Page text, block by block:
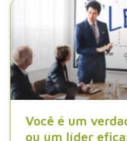
Você é um
ou um líder